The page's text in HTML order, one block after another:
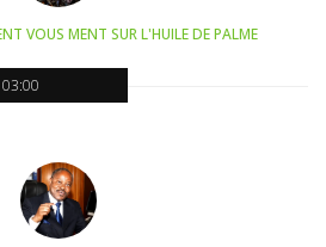
03:00
VOUS MENT SUR L'HUILE DE PALME